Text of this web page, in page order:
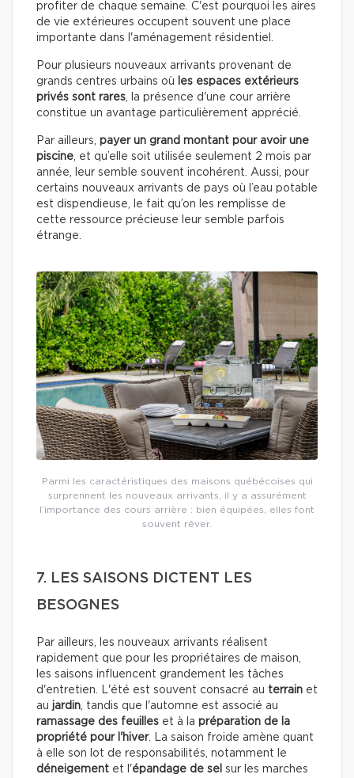
profiter de chaque semaine. C'est pourquoi les aires
de vie extérieures occupent souvent une place
importante dans l'aménagement résidentiel.
Pour plusieurs nouveaux arrivants provenant de
grands centres urbains où
les espaces extérieurs
privés sont rares, la présence d'une cour arrière
constitue un avantage particulièrement apprécié.
Par ailleurs, payer un grand montant pour avoir une
piscine, et qu’elle soit utilisée seulement 2 mois par
année, leur semble souvent incohérent. Aussi, pour
certains nouveaux arrivants de pays où l’eau potable
est dispendieuse, le fait qu’on les remplisse de
cette ressource précieuse leur semble parfois
étrange.
Parmi les caractéristiques des maisons québécoises qui
surprennent les nouveaux arrivants, il y a assurément
l’importance des cours arrière : bien équipées, elles font
souvent rêver.
7. LES SAISONS DICTENT LES
BESOGNES
Par ailleurs, les nouveaux arrivants réalisent
rapidement que pour les propriétaires de maison,
les saisons influencent grandement les tâches
d'entretien. L'été est souvent consacré au terrain et
au jardin, tandis que l'automne est associé au
ramassage des feuilles et à la préparation de la
propriété pour l'hiver. La saison froide amène quant
à elle son lot de responsabilités, notamment le
déneigement et l'épandage de sel sur les marches